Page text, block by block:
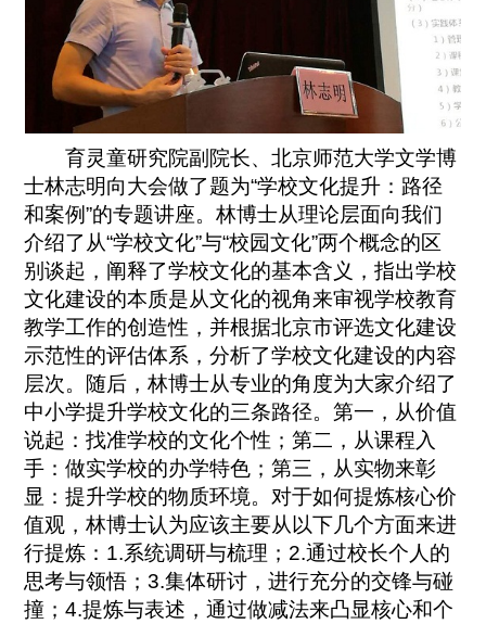
育灵童研究院副院长、北京师范大学文学博
士林志明向大会做了题为“学校文化提升：路径
和案例”的专题讲座。林博士从理论层面向我们
介绍了从“学校文化”与“校园文化”两个概念的区
别谈起，阐释了学校文化的基本含义，指出学校
文化建设的本质是从文化的视角来审视学校教育
教学工作的创造性，并根据北京市评选文化建设
示范性的评估体系，分析了学校文化建设的内容
层次。随后，林博士从专业的角度为大家介绍了
中小学提升学校文化的三条路径。第一，从价值
说起：找准学校的文化个性；第二，从课程入
手：做实学校的办学特色；第三，从实物来彰
显：提升学校的物质环境。对于如何提炼核心价
值观，林博士认为应该主要从以下几个方面来进
行提炼：1.系统调研与梳理；2.通过校长个人的
思考与领悟；3.集体研讨，进行充分的交锋与碰
撞；4.提炼与表述，通过做减法来凸显核心和个